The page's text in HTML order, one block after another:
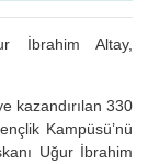
İbrahim Altay,
kazandırılan 330
Kampüsü’nü
Uğur İbrahim